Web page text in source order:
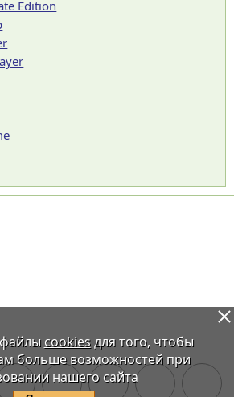
Edition
cookiesдля того, чтобы
больше возможностей при
нашего сайта